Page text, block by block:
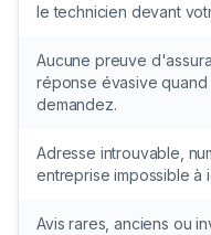
le technicien devant
Aucune preuve
réponse évasive quand
demandez.
Adresse introuvable,
entreprise impossible à
Avis rares, anciens ou